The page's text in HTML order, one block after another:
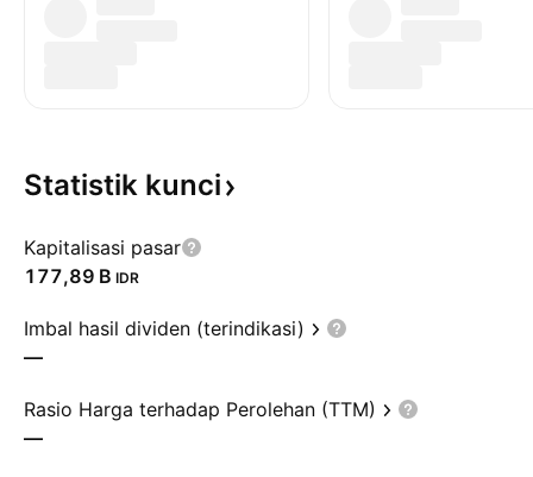
Statistik kunci
Kapitalisasi pasar
‪177,89 B‬ IDR
Imbal hasil dividen (terindikasi)
—
Rasio Harga terhadap Perolehan (TTM)
—